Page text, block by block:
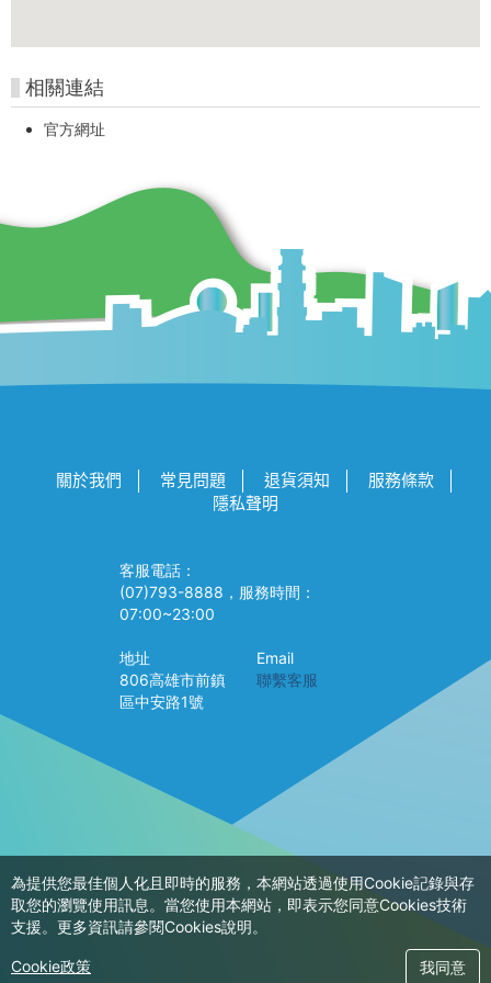
相關連結
官方網址
關於我們 常見問題 退貨須知
服務條款
隱私聲明
客服電話：
(07)793-8888，服務時間：
07:00~23:00
地址
806高雄市前鎮
區中安路1號
Email
聯繫客服
為提供您最佳個人化且即時的服務，本網站透過使用Cookie記錄與存
取您的瀏覽使用訊息。當您使用本網站，即表示您同意Cookies技術
支援。更多資訊請參閱Cookies說明。
我同意
Cookie政策